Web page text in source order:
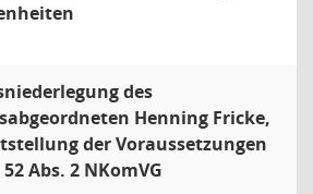
des
Henning Fricke,
der Voraussetzungen
Abs. 2 NKomVG